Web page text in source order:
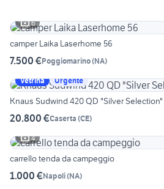
6
camper Laika Laserhome 56
7.500 €Poggiomarino(NA)
Vetrina Urgente
20.800 €Caserta (CE)
4
carrello tenda da campeggio
1.000 €Napoli(NA)